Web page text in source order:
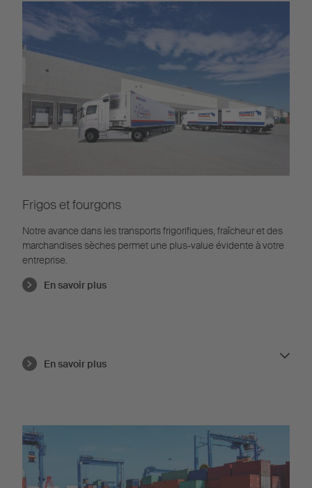
Frigos et fourgons
Notre avance dans les transports frigorifiques, fraîcheur et des
marchandises sèches permet une plus-value évidente à votre
entreprise.
En savoir plus
En savoir plus